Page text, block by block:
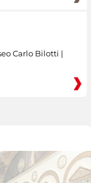
Carlo Bilotti |